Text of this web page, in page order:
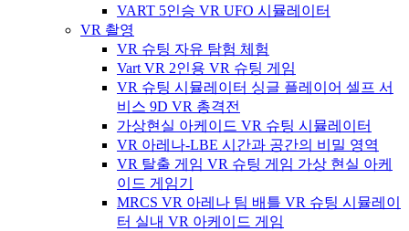
VART 5인승 VR UFO 시뮬레이터
VR 촬영
VR 슈팅 자유 탐험 체험
Vart VR 2인용 VR 슈팅 게임
VR 슈팅 시뮬레이터 싱글 플레이어 셀프 서
비스 9D VR 총격전
가상현실 아케이드 VR 슈팅 시뮬레이터
VR 아레나-LBE 시간과 공간의 비밀 영역
VR 탈출 게임 VR 슈팅 게임 가상 현실 아케
이드 게임기
MRCS VR 아레나 팀 배틀 VR 슈팅 시뮬레이
터 실내 VR 아케이드 게임